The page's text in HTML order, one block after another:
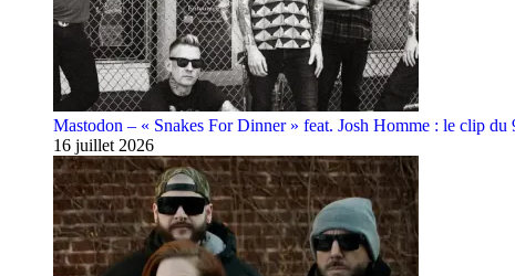
Mastodon – « Snakes For Dinner » feat. Josh Homme : le clip du
16 juillet 2026